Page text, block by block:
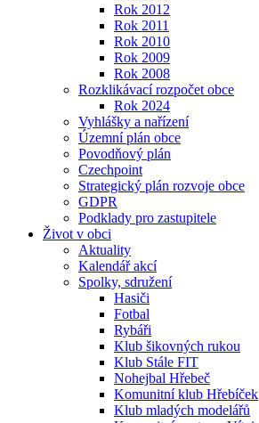
Rok 2012
Rok 2011
Rok 2010
Rok 2009
Rok 2008
Rozklikávací rozpočet obce
Rok 2024
Vyhlášky a nařízení
Územní plán obce
Povodňový plán
Czechpoint
Strategický plán rozvoje obce
GDPR
Podklady pro zastupitele
Život v obci
Aktuality
Kalendář akcí
Spolky, sdružení
Hasiči
Fotbal
Rybáři
Klub šikovných rukou
Klub Stále FIT
Nohejbal Hřebeč
Komunitní klub Hřebíček
Klub mladých modelářů